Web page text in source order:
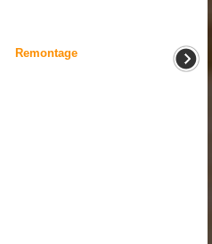
Remontage